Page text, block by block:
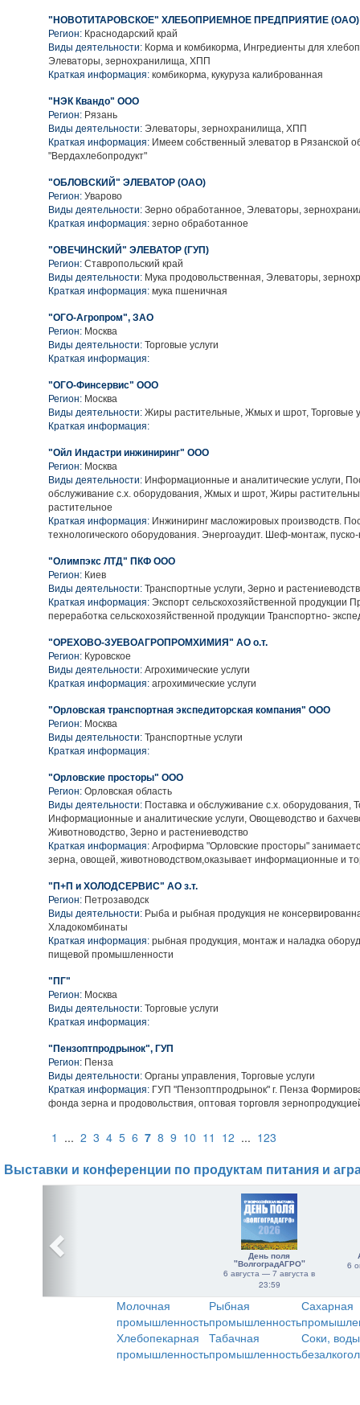
"НОВОТИТАРОВСКОЕ" ХЛЕБОПРИЕМНОЕ ПРЕДПРИЯТИЕ (ОАО)
Регион: Краснодарский край
Виды деятельности: Корма и комбикорма, Ингредиенты для
Элеваторы, зернохранилища, ХПП
Краткая информация: комбикорма, кукуруза калиброванная
"НЭК Квандо" ООО
Регион: Рязань
Виды деятельности: Элеваторы, зернохранилища, ХПП
Краткая информация: Имеем собственный элеватор в Рязанской
"Вердахлебопродукт"
"ОБЛОВСКИЙ" ЭЛЕВАТОР (ОАО)
Регион: Уварово
Виды деятельности: Зерно обработанное, Элеваторы,
Краткая информация: зерно обработанное
"ОВЕЧИНСКИЙ" ЭЛЕВАТОР (ГУП)
Регион: Ставропольский край
Виды деятельности: Мука продовольственная, Элеваторы,
Краткая информация: мука пшеничная
"ОГО-Агропром", ЗАО
Регион: Москва
Виды деятельности: Торговые услуги
Краткая информация:
"ОГО-Финсервис" ООО
Регион: Москва
Виды деятельности: Жиры растительные, Жмых и шрот, Торговые
Краткая информация:
"Ойл Индастри инжиниринг" ООО
Регион: Москва
Виды деятельности: Информационные и аналитические услуги,
обслуживание с.х. оборудования, Жмых и шрот, Жиры
растительное
Краткая информация: Инжиниринг масложировых производств.
технологического оборудования. Энергоаудит. Шеф-монтаж,
"Олимпэкс ЛТД" ПКФ ООО
Регион: Киев
Виды деятельности: Транспортные услуги, Зерно и
Краткая информация: Экспорт сельскохозяйственной продукции
переработка сельскохозяйственной продукции Транспортно-
"ОРЕХОВО-ЗУЕВОАГРОПРОМХИМИЯ" АО о.т.
Регион: Куровское
Виды деятельности: Агрохимические услуги
Краткая информация: агрохимические услуги
"Орловская транспортная экспедиторская компания" ООО
Регион: Москва
Виды деятельности: Транспортные услуги
Краткая информация:
"Орловские просторы" ООО
Регион: Орловская область
Виды деятельности: Поставка и обслуживание с.х. оборудования,
Информационные и аналитические услуги, Овощеводство и
Животноводство, Зерно и растениеводство
Краткая информация: Агрофирма "Орловские просторы"
зерна, овощей, животноводством,оказывает информационные и
"П+П и ХОЛОДСЕРВИС" АО з.т.
Регион: Петрозаводск
Виды деятельности: Рыба и рыбная продукция не
Хладокомбинаты
Краткая информация: рыбная продукция, монтаж и наладка
пищевой промышленности
"ПГ"
Регион: Москва
Виды деятельности: Торговые услуги
Краткая информация:
"Пензоптпродрынок", ГУП
Регион: Пенза
Виды деятельности: Органы управления, Торговые услуги
Краткая информация: ГУП "Пензоптпродрынок" г. Пенза
фонда зерна и продовольствия, оптовая торговля
1 ... 2 3 4 5 6 7 8 9 10 11 12 ... 123
Выставки и конференции по продуктам питания и
День поля
"ВолгоградАГРО"
6 августа — 7 августа в
23:59
6
Молочная
промышленность
Рыбная
промышленность
Сахарная
Хлебопекарная
промышленность
Табачная
промышленность
Соки,